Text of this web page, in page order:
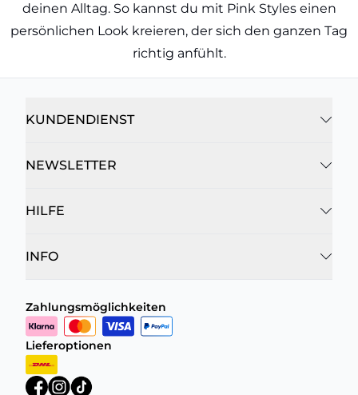
deinen Alltag. So kannst du mit Pink Styles einen
persönlichen Look kreieren, der sich den ganzen Tag
richtig anfühlt.
KUNDENDIENST
NEWSLETTER
HILFE
INFO
Zahlungsmöglichkeiten
Lieferoptionen